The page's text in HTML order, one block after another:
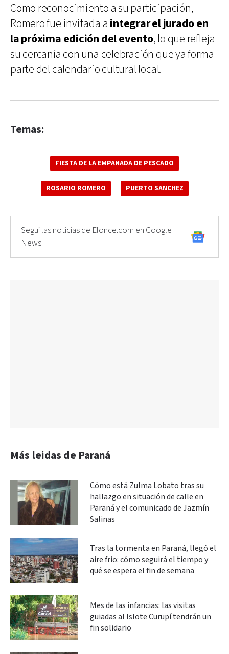
Como reconocimiento a su participación,
Romero fue invitada a integrar el jurado en
la próxima edición del evento, lo que refleja
su cercanía con una celebración que ya forma
parte del calendario cultural local.
Temas:
FIESTA DE LA EMPANADA DE PESCADO
ROSARIO ROMERO PUERTO SANCHEZ
Seguí las noticias de Elonce.com en Google
News
Más leidas de Paraná
Cómo está Zulma Lobato tras su
hallazgo en situación de calle en
Paraná y el comunicado de Jazmín
Salinas
Tras la tormenta en Paraná, llegó el
aire frío: cómo seguirá el tiempo y
qué se espera el fin de semana
Mes de las infancias: las visitas
guiadas al Islote Curupí tendrán un
fin solidario